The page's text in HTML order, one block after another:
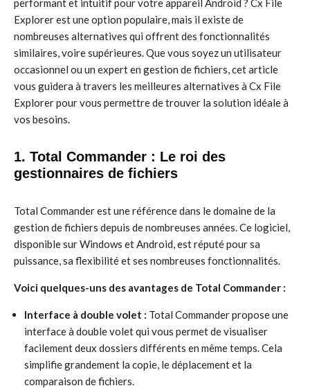
performant et intuitif pour votre appareil Android ? Cx File
Explorer est une option populaire, mais il existe de
nombreuses alternatives qui offrent des fonctionnalités
similaires, voire supérieures. Que vous soyez un utilisateur
occasionnel ou un expert en gestion de fichiers, cet article
vous guidera à travers les meilleures alternatives à Cx File
Explorer pour vous permettre de trouver la solution idéale à
vos besoins.
1. Total Commander : Le roi des
gestionnaires de fichiers
Total Commander est une référence dans le domaine de la
gestion de fichiers depuis de nombreuses années. Ce logiciel,
disponible sur Windows et Android, est réputé pour sa
puissance, sa flexibilité et ses nombreuses fonctionnalités.
Voici quelques-uns des avantages de Total Commander :
Interface à double volet : Total Commander propose une
interface à double volet qui vous permet de visualiser
facilement deux dossiers différents en même temps. Cela
simplifie grandement la copie, le déplacement et la
comparaison de fichiers.